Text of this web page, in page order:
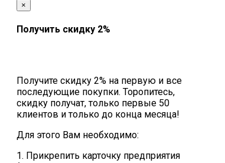
×
Получить скидку 2%
Получите скидку 2% на первую и все
последующие покупки. Торопитесь,
скидку получат, только первые 50
клиентов и только до конца месяца!
Для этого Вам необходимо:
1. Прикрепить карточку предприятия